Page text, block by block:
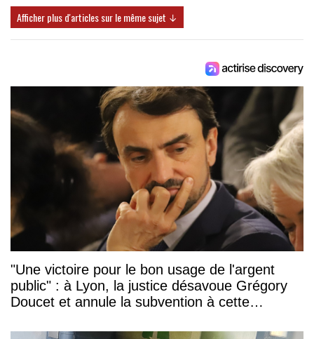
Afficher plus d'articles sur le même sujet ↓
"Une victoire pour le bon usage de l'argent
public" : à Lyon, la justice désavoue Grégory
Doucet et annule la subvention à cette